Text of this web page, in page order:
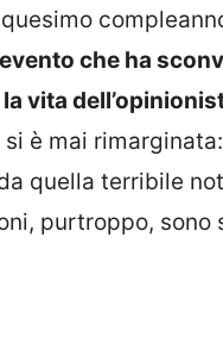
che ha
vita
si è mai
quella terribile
purtroppo, sono